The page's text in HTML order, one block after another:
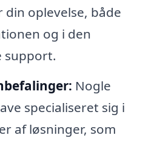
oplevelse, både
og i den
support.
Nogle
specialiseret sig i
af løsninger, som